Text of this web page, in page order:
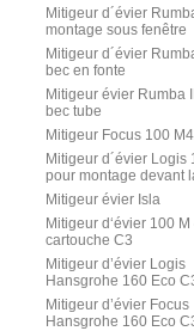
Mitigeur d´évier
montage sous fenêtre
Mitigeur d´évier
bec en fonte
Mitigeur évier Rumba
bec tube
Mitigeur Focus 100
Mitigeur d´évier Logis
pour montage devant
Mitigeur évier Isla
Mitigeur d‘évier 100
cartouche C3
Mitigeur d’évier Logis
Hansgrohe 160 Eco
Mitigeur d’évier Focus
Hansgrohe 160 Eco